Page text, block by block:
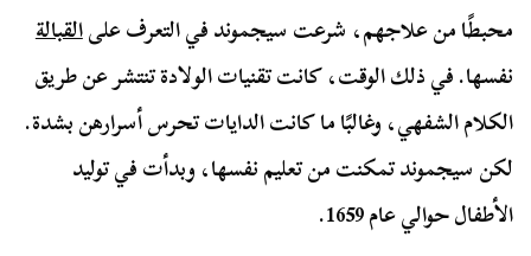
محبطًا من علاجهم، شرعت سيجموند في التعرف علىالقبالة
نفسها. في ذلك الوقت، كانت تقنيات الولادة تنتشر عن طريق
الكلام الشفهي، وغالبًا ما كانت الدايات تحرس أسرارهن بشدة.
لكن سيجموند تمكنت من تعليم نفسها، وبدأت في توليد
الأطفال حوالي عام 1659.